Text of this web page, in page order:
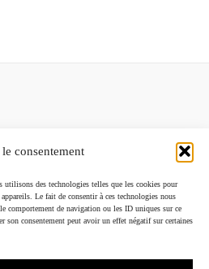
consentement
utilisons des technologies telles que les cookies pour
Le fait de consentir à ces technologies nous
comportement de navigation ou les ID uniques sur ce
son consentement peut avoir un effet négatif sur certaines